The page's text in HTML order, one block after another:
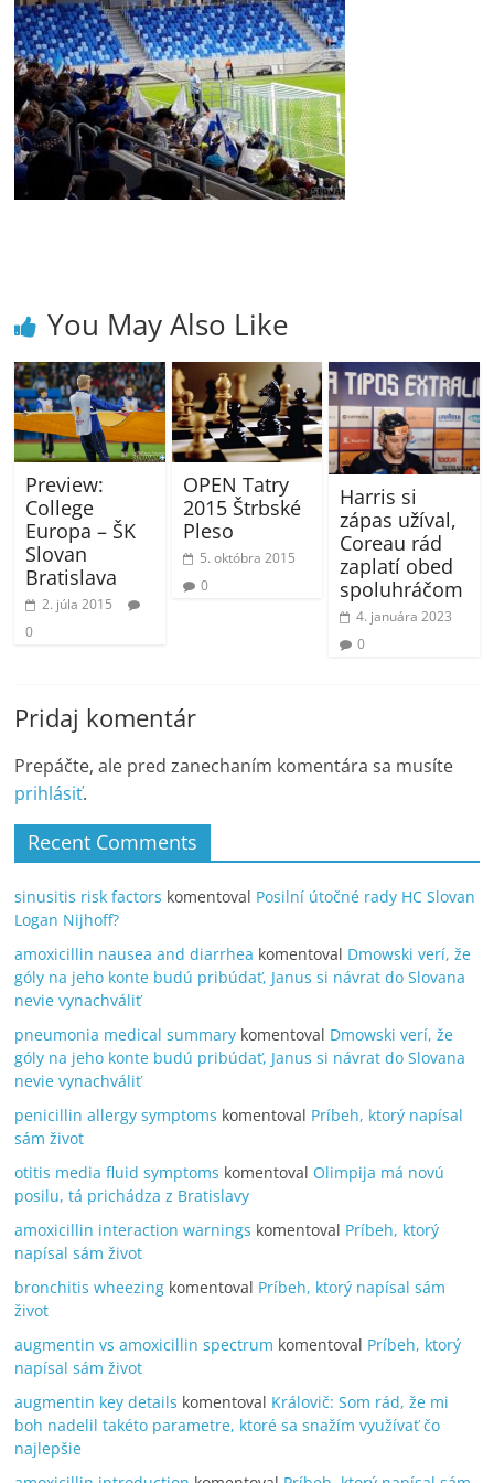
You May Also Like
Preview:
College
Europa – ŠK
Slovan
Bratislava
2. júla 2015
0
OPEN Tatry
2015 Štrbské
Pleso
5. októbra 2015
0
Harris si
zápas užíval,
Coreau rád
zaplatí obed
spoluhráčom
4. januára 2023
0
Pridaj komentár
Prepáčte, ale pred zanechaním komentára sa musíte
prihlásiť.
Recent Comments
sinusitis risk factors komentoval Posilní útočné rady HC Slovan
Logan Nijhoff?
amoxicillin nausea and diarrhea komentoval Dmowski verí, že
góly na jeho konte budú pribúdať, Janus si návrat do Slovana
nevie vynachváliť
pneumonia medical summary komentoval Dmowski verí, že
góly na jeho konte budú pribúdať, Janus si návrat do Slovana
nevie vynachváliť
penicillin allergy symptoms komentoval Príbeh, ktorý napísal
sám život
otitis media fluid symptoms komentoval Olimpija má novú
posilu, tá prichádza z Bratislavy
amoxicillin interaction warnings komentoval Príbeh, ktorý
napísal sám život
bronchitis wheezing komentoval Príbeh, ktorý napísal sám
život
augmentin vs amoxicillin spectrum komentoval Príbeh, ktorý
napísal sám život
augmentin key details komentoval Královič: Som rád, že mi
boh nadelil takéto parametre, ktoré sa snažím využívať čo
najlepšie